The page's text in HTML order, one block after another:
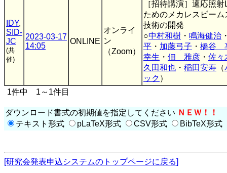
IDY,
SID-
JC
(共
催)
2023-03-17
14:05
ONLINE
オンライ
ン
（Zoom）
［招待講演］適応照
ためのメカレスビーム
技術の開発
○中村和樹 ・ 鳴海健治
平 ・ 加藤弓子 ・ 橋谷
幸生 ・ 佃 雅彦 ・ 佐々
久田和也 ・ 稲田安寿 （
ック ）
1件中 1～1件目
ダウンロード書式の初期値を指定してください ＮＥＷ！！
テキスト形式
pLaTeX形式 CSV形式 BibTeX形式
[研究会発表申込システムのトップページに戻る]